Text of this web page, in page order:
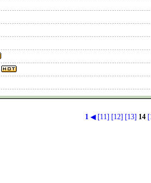
1 ◀ [11] [12] [13] 14